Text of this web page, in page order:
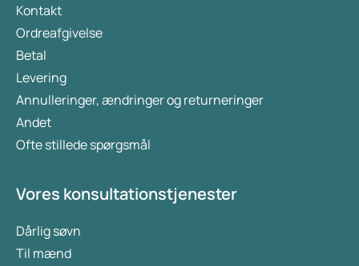
kan have, og hvad forskningen indtil videre har
vist.
Kontakt
Ordreafgivelse
Betal
Levering
Annulleringer, ændringer og returneringer
Andet
Ofte stillede spørgsmål
Vores konsultationstjenester
Dårlig søvn
Til mænd